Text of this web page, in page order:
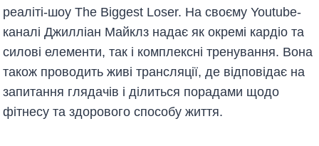
реаліті-шоу The Biggest Loser. На своєму Youtube-
каналі Джилліан Майклз надає як окремі кардіо та
силові елементи, так і комплексні тренування. Вона
також проводить живі трансляції, де відповідає на
запитання глядачів і ділиться порадами щодо
фітнесу та здорового способу життя.